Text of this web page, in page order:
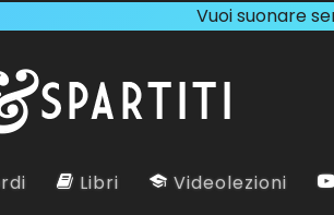
Vuoi suonare
Libri Videolezioni